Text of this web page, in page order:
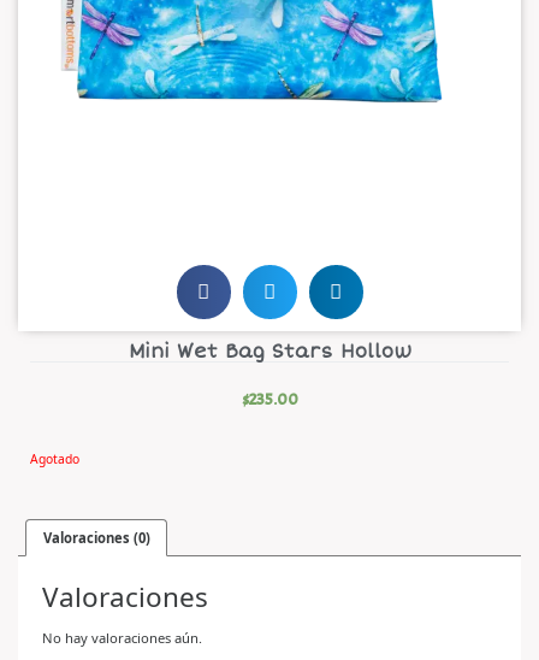
Mini Wet Bag Stars Hollow
$235.00
Agotado
Valoraciones (0)
Valoraciones
No hay valoraciones aún.